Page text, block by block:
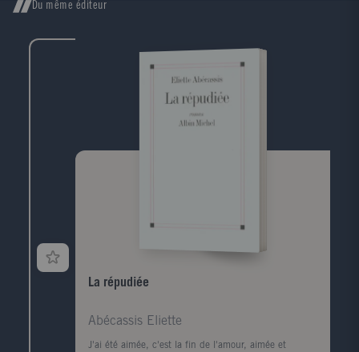
Du même éditeur
La répudiée
Abécassis Eliette
J'ai été aimée, c'est la fin de l'amour, aimée et